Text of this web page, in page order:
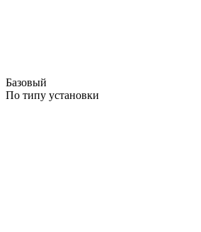
Базовый
По типу установки